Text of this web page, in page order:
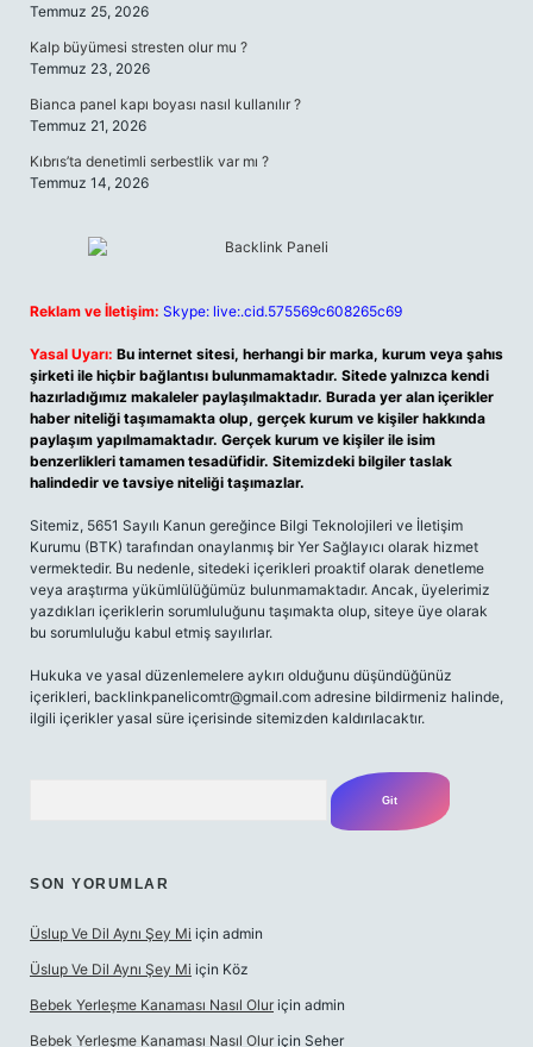
Temmuz 25, 2026
Kalp büyümesi stresten olur mu ?
Temmuz 23, 2026
Bianca panel kapı boyası nasıl kullanılır ?
Temmuz 21, 2026
Kıbrıs’ta denetimli serbestlik var mı ?
Temmuz 14, 2026
Reklam ve İletişim: Skype: live:.cid.575569c608265c69
Yasal Uyarı: Bu internet sitesi, herhangi bir marka, kurum veya şahıs
şirketi ile hiçbir bağlantısı bulunmamaktadır. Sitede yalnızca kendi
hazırladığımız makaleler paylaşılmaktadır. Burada yer alan içerikler
haber niteliği taşımamakta olup, gerçek kurum ve kişiler hakkında
paylaşım yapılmamaktadır. Gerçek kurum ve kişiler ile isim
benzerlikleri tamamen tesadüfidir. Sitemizdeki bilgiler taslak
halindedir ve tavsiye niteliği taşımazlar.
Sitemiz, 5651 Sayılı Kanun gereğince Bilgi Teknolojileri ve İletişim
Kurumu (BTK) tarafından onaylanmış bir Yer Sağlayıcı olarak hizmet
vermektedir. Bu nedenle, sitedeki içerikleri proaktif olarak denetleme
veya araştırma yükümlülüğümüz bulunmamaktadır. Ancak, üyelerimiz
yazdıkları içeriklerin sorumluluğunu taşımakta olup, siteye üye olarak
bu sorumluluğu kabul etmiş sayılırlar.
Hukuka ve yasal düzenlemelere aykırı olduğunu düşündüğünüz
içerikleri, backlinkpanelicomtr@gmail.com adresine bildirmeniz halinde,
ilgili içerikler yasal süre içerisinde sitemizden kaldırılacaktır.
SON YORUMLAR
Üslup Ve Dil Aynı Şey Mi için admin
Üslup Ve Dil Aynı Şey Mi için Köz
Bebek Yerleşme Kanaması Nasıl Olur için admin
Bebek Yerleşme Kanaması Nasıl Olur için Seher